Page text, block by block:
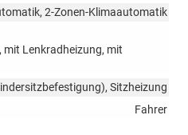
2-Zonen-Klimaautomatik
mit Lenkradheizung, mit
Sitzheizung
Fahrer